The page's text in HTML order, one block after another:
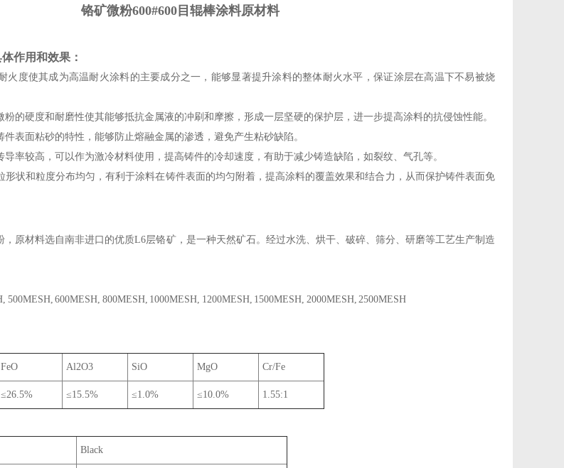
铬矿微粉600#600目辊棒涂料原材料
作用和效果：
火度使其成为高温耐火涂料的主要成分之一，能够显著提升涂料的整体耐火水平，保证涂层在高温下不易被烧
粉的硬度和耐磨性使其能够抵抗金属液的冲刷和摩擦，形成一层坚硬的保护层，进一步提高涂料的抗侵蚀性能‌。
表面粘砂的特性，能够防止熔融金属的渗透，避免产生粘砂缺陷‌。
导率较高，可以作为激冷材料使用，提高铸件的冷却速度，有助于减少铸造缺陷，如裂纹、气孔等‌。
形状和粒度分布均匀，有利于涂料在铸件表面的均匀附着，提高涂料的覆盖效果和结合力，从而保护铸件表面免
，原材料选自南非进口的优质L6层铬矿，是一种天然矿石。经过水洗、烘干、破碎、筛分、研磨等工艺生产制造
500MESH, 600MESH, 800MESH, 1000MESH, 1200MESH, 1500MESH, 2000MESH, 2500MESH
FeO Al2O3 SiO MgO Cr/Fe
≤26.5% ≤15.5% ≤1.0% ≤10.0% 1.55:1
Black